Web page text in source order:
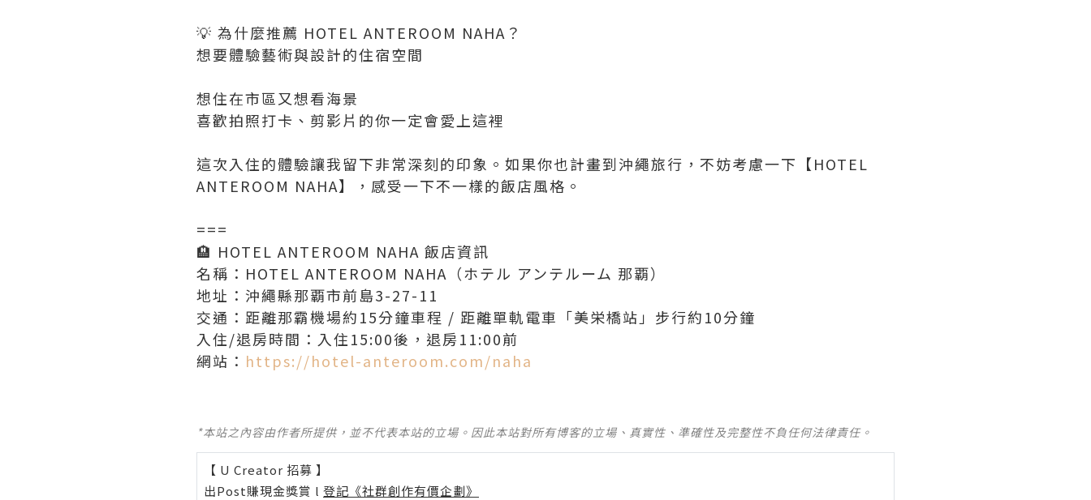
💡 為什麼推薦 HOTEL ANTEROOM NAHA？
想要體驗藝術與設計的住宿空間
想住在市區又想看海景
喜歡拍照打卡、剪影片的你一定會愛上這裡
這次入住的體驗讓我留下非常深刻的印象。如果你也計畫到沖繩旅行，不妨考慮一下【HOTEL
ANTEROOM NAHA】，感受一下不一樣的飯店風格。
===
🏨 HOTEL ANTEROOM NAHA 飯店資訊
名稱：HOTEL ANTEROOM NAHA（ホテル アンテルーム 那覇）
地址：沖繩縣那覇市前島3-27-11
交通：距離那霸機場約15分鐘車程 / 距離單軌電車「美栄橋站」步行約10分鐘
入住/退房時間：入住15:00後，退房11:00前
網站： https://hotel-anteroom.com/naha
*本站之內容由作者所提供，並不代表本站的立場。因此本站對所有博客的立場、真實性、準確性及完整性不負任何法律責任。
【 U Creator 招募 】
出Post賺現金獎賞 l 登記《社群創作有價企劃》